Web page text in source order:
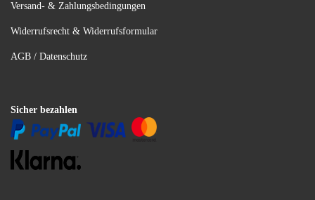
Versand- & Zahlungsbedingungen
Widerrufsrecht & Widerrufsformular
AGB / Datenschutz
Sicher bezahlen